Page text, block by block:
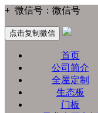
+ 微信号： 微信号
点击复制微信
首页
公司简介
全屋定制
生态板
门板